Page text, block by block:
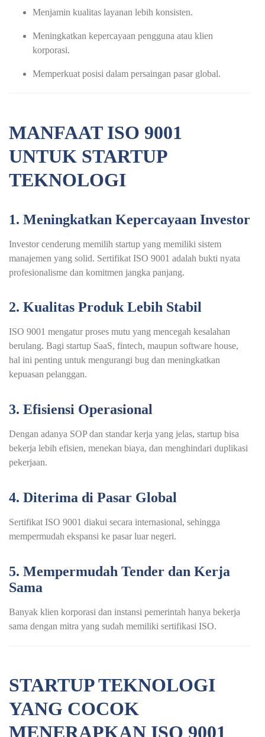
Menjamin kualitas layanan lebih konsisten.
Meningkatkan kepercayaan pengguna atau klien
korporasi.
Memperkuat posisi dalam persaingan pasar global.
MANFAAT ISO 9001
UNTUK STARTUP
TEKNOLOGI
1. Meningkatkan Kepercayaan Investor
Investor cenderung memilih startup yang memiliki sistem
manajemen yang solid. Sertifikat ISO 9001 adalah bukti nyata
profesionalisme dan komitmen jangka panjang.
2. Kualitas Produk Lebih Stabil
ISO 9001 mengatur proses mutu yang mencegah kesalahan
berulang. Bagi startup SaaS, fintech, maupun software house,
hal ini penting untuk mengurangi bug dan meningkatkan
kepuasan pelanggan.
3. Efisiensi Operasional
Dengan adanya SOP dan standar kerja yang jelas, startup bisa
bekerja lebih efisien, menekan biaya, dan menghindari duplikasi
pekerjaan.
4. Diterima di Pasar Global
Sertifikat ISO 9001 diakui secara internasional, sehingga
mempermudah ekspansi ke pasar luar negeri.
5. Mempermudah Tender dan Kerja
Sama
Banyak klien korporasi dan instansi pemerintah hanya bekerja
sama dengan mitra yang sudah memiliki sertifikasi ISO.
STARTUP TEKNOLOGI
YANG COCOK
MENERAPKAN ISO 9001